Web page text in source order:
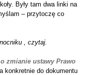
Były tam dwa linki na
– przytoczę co
, czytaj.
zmianie ustawy Prawo
a konkretnie do dokumentu